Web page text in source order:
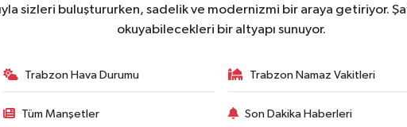
sizleri buluştururken, sadelik ve modernizmi bir araya getiriyor.
okuyabilecekleri bir altyapı sunuyor.
Trabzon Hava Durumu Trabzon Namaz Vakitleri
Tüm Manşetler Son Dakika Haberleri